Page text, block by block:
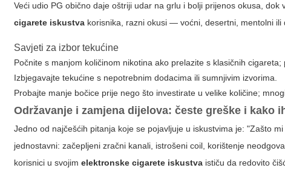
Veći udio PG obično daje oštriji udar na grlu i bolji prijenos okusa,
cigarete iskustva korisnika, razni okusi — voćni, desertni, mentolni
Savjeti za izbor tekućine
Počnite s manjom količinom nikotina ako prelazite s klasičnih
Izbjegavajte tekućine s nepotrebnim dodacima ili sumnjivim izvorima.
Probajte manje bočice prije nego što investirate u velike količine;
Održavanje i zamjena dijelova: česte greške i kako
Jedno od najčešćih pitanja koje se pojavljuje u iskustvima je: "Zašto
jednostavni: začepljeni zračni kanali, istrošeni coil, korištenje
korisnici u svojimelektronske cigarete iskustva ističu da redovito